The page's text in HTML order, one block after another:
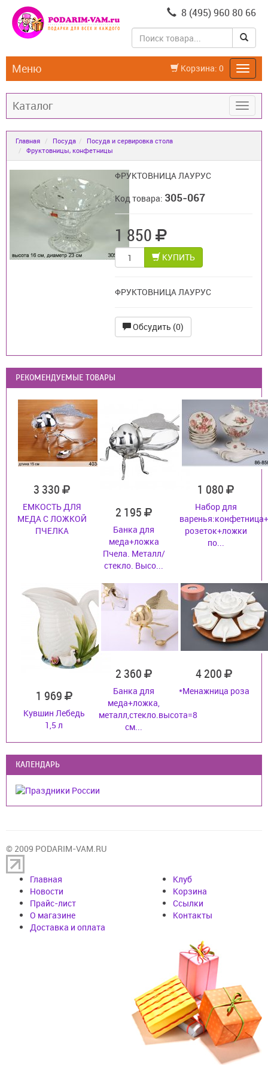
8 (495) 960 80 66
Корзина: 0
Меню
Каталог
Главная Посуда
Посуда и сервировка стола
Фруктовницы, конфетницы
ФРУКТОВНИЦА ЛАУРУС
Код товара: 305-067
1 850
КУПИТЬ
ФРУКТОВНИЦА ЛАУРУС
Обсудить (0)
РЕКОМЕНДУЕМЫЕ ТОВАРЫ
3 330
ЕМКОСТЬ ДЛЯ
МЕДА С ЛОЖКОЙ
ПЧЕЛКА
2 195
Банка для
меда+ложка
Пчела. Металл/
стекло. Высо...
1 080
Набор для
розеток+ложки
по...
1 969
Кувшин Лебедь
1,5 л
2 360
Банка для
меда+ложка,
металл,стекло.высота=8
см...
4 200
*Менажница роза
КАЛЕНДАРЬ
© 2009 PODARIM-VAM.RU
Главная
Новости
Прайс-лист
О магазине
Доставка и оплата
Клуб
Корзина
Cсылки
Контакты